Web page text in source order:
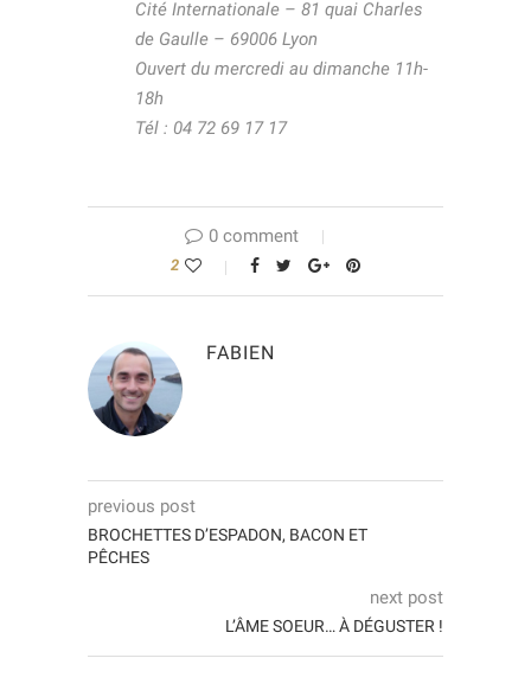
Cité Internationale – 81 quai Charles
de Gaulle – 69006 Lyon
Ouvert du mercredi au dimanche 11h-
18h
Tél : 04 72 69 17 17
0 comment
2
FABIEN
previous post
BROCHETTES D’ESPADON, BACON ET
PÊCHES
next post
L’ÂME SOEUR… À DÉGUSTER !